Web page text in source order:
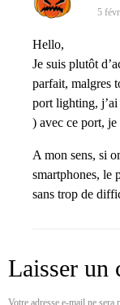
5
Hello,
Je suis plutôt
parfait, malgres
port lighting, j’ai
) avec ce port, je
A mon sens, si
smartphones, le
sans trop de
Laisser un